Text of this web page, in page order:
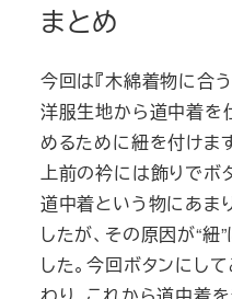
まとめ
今回は『木綿着物に合
洋服生地から道中着を
めるために紐を付けま
上前の衿には飾りでボ
道中着という物にあま
したが、その原因が“
した。今回ボタンにし